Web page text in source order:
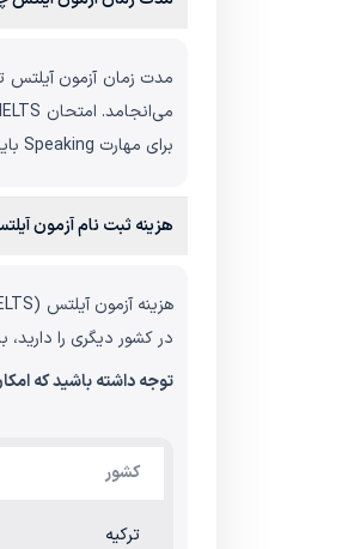
برای مهارت Speaking باید در روز دیگری، قبل یا بعد از مرحله اول، به مرکز برگزاری مراجعه کند.
هزینه ثبت نام آزمون
هزینه آزمون آیلتس (IELTS) در کشورهای مختلف متفاوت است. در جدول زیر می‌توانید
در کشور دیگری را دارید،
توجه داشته باشید که
کشور
ترکیه